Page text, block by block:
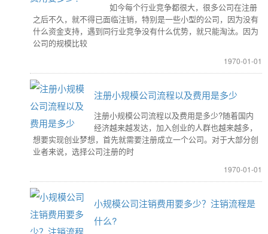
如今每个行业竞争都很大，很多公司在注册
之后不久，就不得已面临注销，特别是一些小型的公司，因为没有
什么资金支持，遇到同行业竞争没有什么优势，就只能淘汰。因为
公司的规模比较
1970-01-01
注册小规模公司流程以及费用是多少
注册小规模公司流程以及费用是多少?随着国内
经济越来越发达，加入创业的人群也越来越多，
想要实现创业梦想，首先就需要注册成立一个公司。对于大部分创
业者来说，选择公司注册的时
1970-01-01
小规模公司注销费用要多少？注销流程是
什么?